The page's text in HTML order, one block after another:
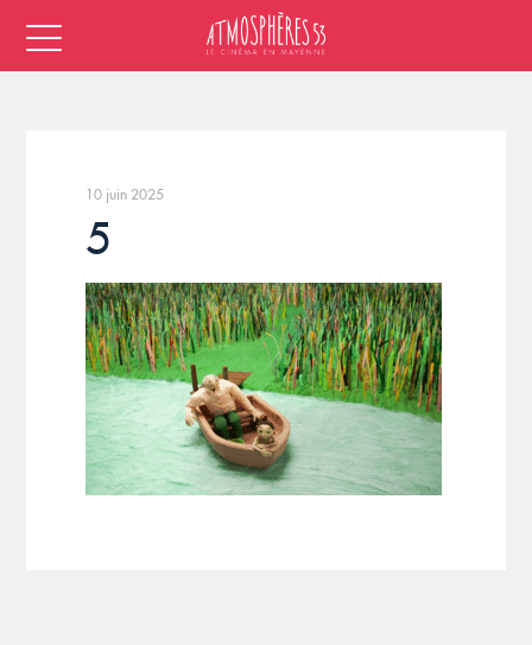
10 juin 2025
5